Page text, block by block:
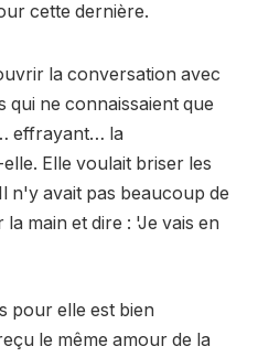
cette dernière.
la conversation avec
qui ne connaissaient que
effrayant… la
Elle voulait briser les
n'y avait pas beaucoup de
main et dire : 'Je vais en
pour elle est bien
le même amour de la